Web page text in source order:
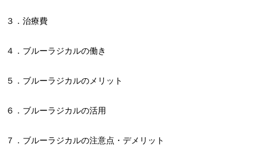
３．治療費
４．ブルーラジカルの働き
５．ブルーラジカルのメリット
６．ブルーラジカルの活用
７．ブルーラジカルの注意点・デメリット